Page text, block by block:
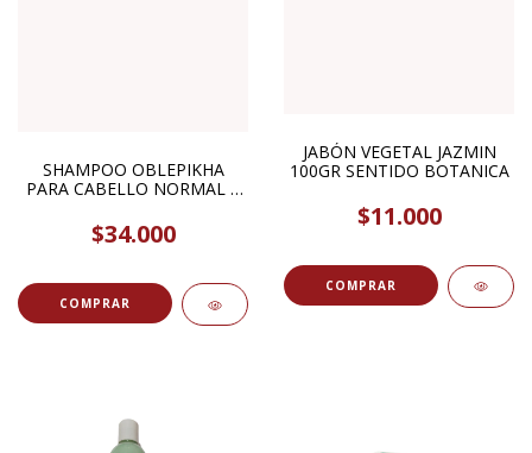
SHAMPOO OBLEPIKHA
PARA CABELLO NORMAL A
SIBERICA
$34.000
JABÓN VEGETAL JAZMIN
100GR SENTIDO BOTANICA
$11.000